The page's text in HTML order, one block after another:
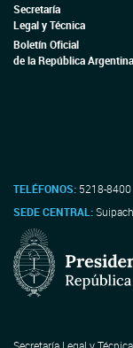
Secretaría
Legal y Técnica
Boletín Oficial
de la República Argentina
TELÉFONOS: 5218-8400
SEDE CENTRAL: